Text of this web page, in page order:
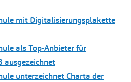
mit Digitalisierungsplakette
als Top-Anbieter für
ausgezeichnet
unterzeichnet Charta der